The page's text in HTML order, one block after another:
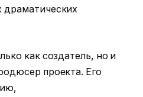
драматических
как создатель, но и
проекта. Его